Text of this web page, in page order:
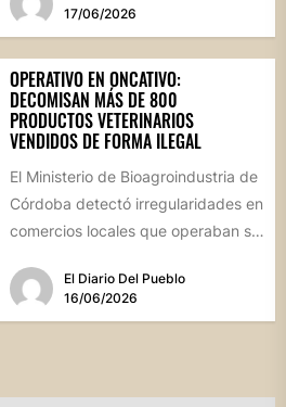
17/06/2026
OPERATIVO EN ONCATIVO:
DECOMISAN MÁS DE 800
PRODUCTOS VETERINARIOS
VENDIDOS DE FORMA ILEGAL
El Ministerio de Bioagroindustria de
Córdoba detectó irregularidades en
comercios locales que operaban sin
poniendo en...El Diario Del Pueblo
16/06/2026